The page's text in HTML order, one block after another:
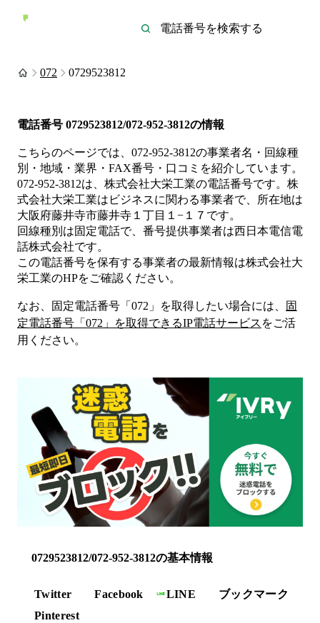
072 0729523812
電話番号 0729523812/072-952-3812の情報
こちらのページでは、 072-952-3812の事業者名・回線種
別・地域・業界・FAX番号・口コミを紹介しています。
072-952-3812は、 株式会社大栄工業の電話番号です。 株
式会社大栄工業は ビジネスに関わる事業者で、所在地は
大阪府藤井寺市藤井寺１丁目１−１７ です。
回線種別は固定電話で、番号提供事業者は西日本電信電
話株式会社です。
この電話番号を保有する事業者の最新情報は株式会社大
栄工業のHPをご確認ください。
なお、固定電話番号「 072 」を取得したい場合には、
固
定電話番号「 072 」を取得できるIP電話サービス をご活
用ください。
0729523812/072-952-3812の基本情報
Twitter Facebook LINE
ブックマーク
Pinterest